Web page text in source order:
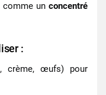
comme un concentré
:
crème, œufs) pour